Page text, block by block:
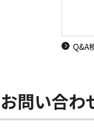
Q&A
問い合わ